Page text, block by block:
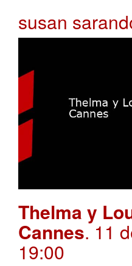
susan
Thelma y
Cannes. 11
19:00